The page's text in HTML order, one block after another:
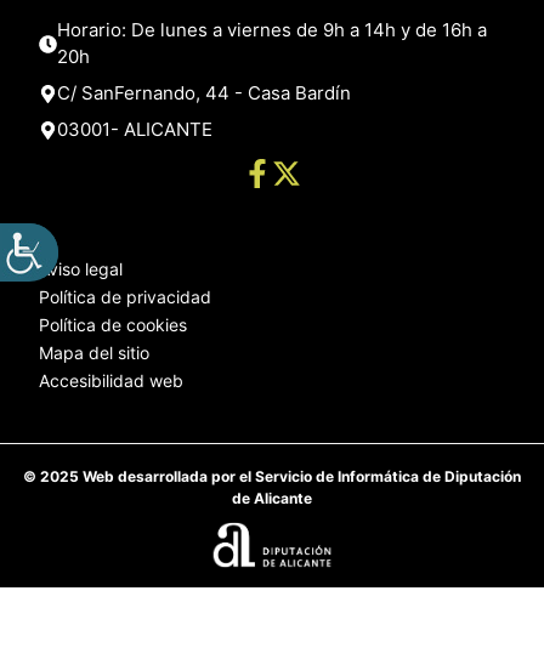
Horario: De lunes a viernes de 9h a 14h y de 16h a
20h
C/ SanFernando, 44 - Casa Bardín
03001- ALICANTE
Aviso legal
Política de privacidad
Política de cookies
Mapa del sitio
Accesibilidad web
© 2025 Web desarrollada por el Servicio de Informática de Diputación
de Alicante